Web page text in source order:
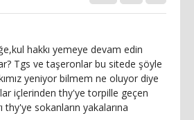
hakkı yemeye devam edin
Tgs ve taşeronlar bu sitede şöyle
yeniyor bilmem ne oluyor diye
içlerinden thy'ye torpille geçen
sokanların yakalarına